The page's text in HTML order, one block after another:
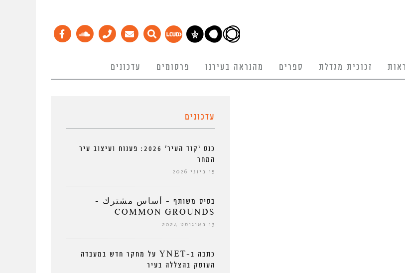
זכוכית מגדלת ספרים מהנראה בעירנו פרסומים עדכונים
עדכונים
כנס ‘קוד העיר’ 2026: פענוח ועיצוב עיר
המחר
15 ביוני 2026
בסיס משותף – أساس مشترك –
COMMON GROUNDS
13 באוגוסט 2024
כתבה ב-YNET על מחקר חדש במעבדה
העוסק בהצללה בעיר